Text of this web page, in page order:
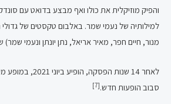
והפיק מוזיקלית את כולו ואף מבצע בדואט עם
למילותיה של נעמי שמר. באלבום טקסטים של
מנור, חיים חפר, מאיר אריאל, נתן יונתן ונעמי שמר)
לאחר 14 שנות
סבוב הופעות חדש.[7]